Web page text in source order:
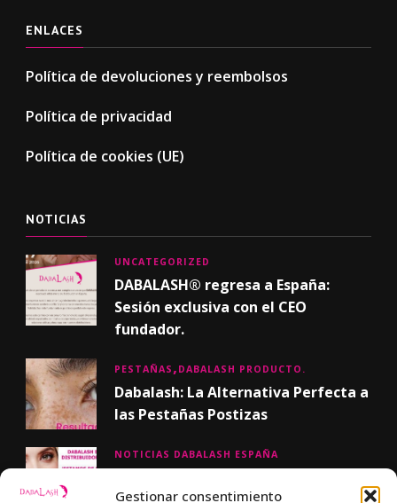
Gestionar consentimiento
ENLACES
Política de devoluciones y reembolsos
Política de privacidad
Política de cookies (UE)
NOTICIAS
UNCATEGORIZED
DABALASH® regresa a España:
Sesión exclusiva con el CEO
fundador.
PESTAÑAS DABALASH PRODUCTO.
Dabalash: La Alternativa Perfecta a
las Pestañas Postizas
NOTICIAS DABALASH ESPAÑA